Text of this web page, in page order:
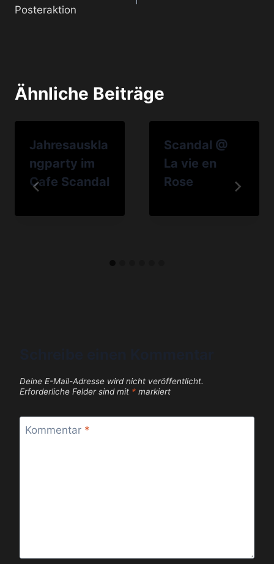
Posteraktion
Ähnliche Beiträge
Jahresauskla
ngparty im
Cafe Scandal
Scandal @
La vie en
Rose
Deine E-Mail-Adresse wird nicht veröffentlicht.
Erforderliche Felder sind mit * markiert
Kommentar *